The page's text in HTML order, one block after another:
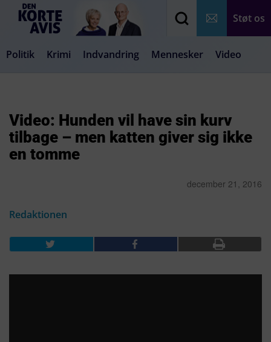
Støt os
Politik Krimi Indvandring Mennesker Video
Video: Hunden vil have sin kurv
tilbage – men katten giver sig ikke
en tomme
december 21, 2016
Redaktionen